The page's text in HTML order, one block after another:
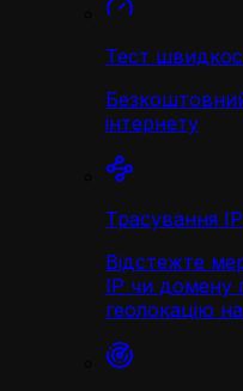
Тест
інтернету
Трасування IP
Відстежте
IP чи домену
геолокацію